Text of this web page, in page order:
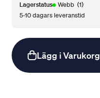
Lagerstatus Webb (1)
5-10 dagars leveranstid
Lägg i Varukorg